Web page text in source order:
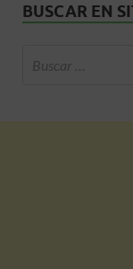
BUSCAR EN